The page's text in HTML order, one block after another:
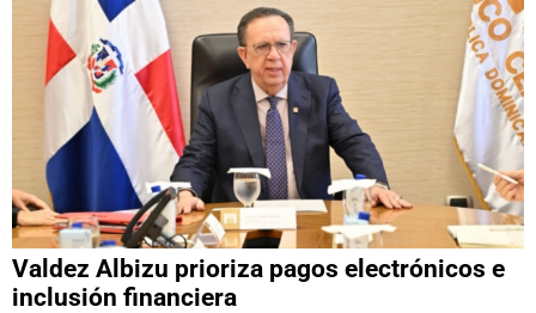
Valdez Albizu prioriza pagos electrónicos e
inclusión financiera